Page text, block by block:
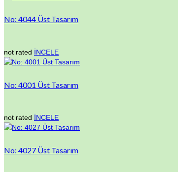
No: 4044 Üst Tasarım
not rated İNCELE
No: 4001 Üst Tasarım
not rated İNCELE
No: 4027 Üst Tasarım